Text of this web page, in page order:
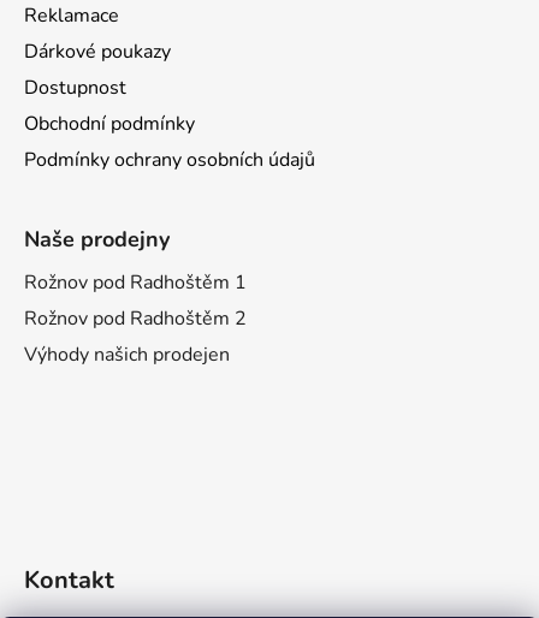
Reklamace
Dárkové poukazy
Dostupnost
Obchodní podmínky
Podmínky ochrany osobních údajů
Naše prodejny
Rožnov pod Radhoštěm 1
Rožnov pod Radhoštěm 2
Výhody našich prodejen
Kontakt